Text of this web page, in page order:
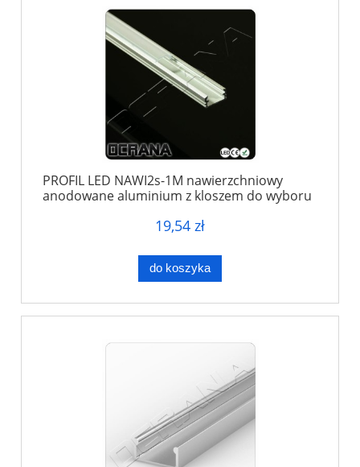
PROFIL LED NAWI2s-1M nawierzchniowy
anodowane aluminium z kloszem do wyboru
19,54 zł
do koszyka